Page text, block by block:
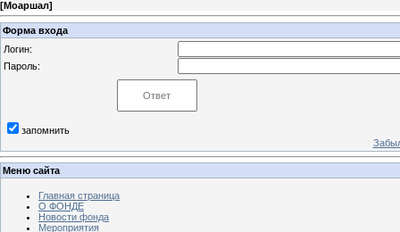
[Моаршал]
Форма входа
Логин:
Пароль:
запомнить
Меню сайта
Главная страница
О ФОНДЕ
Новости фонда
Мероприятия